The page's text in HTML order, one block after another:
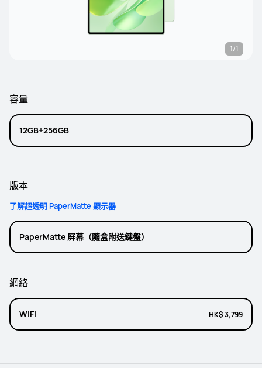
1/1
容量
12GB+256GB
版本
了解超透明 PaperMatte 顯示器
PaperMatte 屏幕（隨盒附送鍵盤）
網絡
WIFI HK$ 3,799